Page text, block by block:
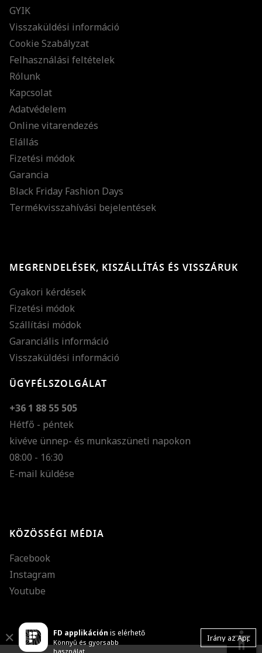
GYIK
Visszaküldési információ
Cookie Szabályzat
Felhasználási feltételek
Rólunk
Kapcsolat
Adatvédelem
Online vitarendezés
Elállás
Fizetési módok
Garancia
Black Friday Fashion Days
Termékvisszahívási bejelentések
MEGRENDELÉSEK, KISZÁLLÍTÁS ÉS VISSZÁRUK
Gyakori kérdések
Fizetési módok
Szállítási módok
Garanciális információ
Visszaküldési információ
ÜGYFÉLSZOLGÁLAT
+36 1 88 55 505
Hétfő - péntek
kivéve ünnep- és munkaszüneti napokon
08:00 - 16:30
E-mail küldése
KÖZÖSSÉGI MÉDIA
Facebook
Instagram
Youtube
FD applikáción is elérhető
Könnyű és gyorsabb
használat
Irány az App
Close accessibility
Nagy kurzor